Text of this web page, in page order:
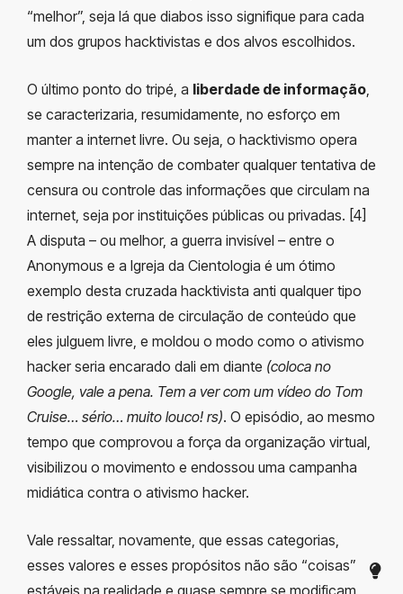
“melhor”, seja lá que diabos isso signifique para cada
um dos grupos hacktivistas e dos alvos escolhidos.
O último ponto do tripé, a liberdade de informação
se caracterizaria, resumidamente, no esforço em
manter a internet livre. Ou seja, o hacktivismo opera
sempre na intenção de combater qualquer tentativa de
censura ou controle das informações que circulam na
internet, seja por instituições públicas ou privadas. [4]
A disputa – ou melhor, a guerra invisível – entre o
Anonymous e a Igreja da Cientologia é um ótimo
exemplo desta cruzada hacktivista anti qualquer tipo
de restrição externa de circulação de conteúdo que
eles julguem livre, e moldou o modo como o ativismo
hacker seria encarado dali em diante (coloca no
Google, vale a pena. Tem a ver com um vídeo do Tom
Cruise… sério… muito louco! rs). O episódio, ao mesmo
tempo que comprovou a força da organização virtual,
visibilizou o movimento e endossou uma campanha
midiática contra o ativismo hacker.
Vale ressaltar, novamente, que essas categorias,
esses valores e esses propósitos não são “coisas”
estáveis na realidade e quase sempre se modificam